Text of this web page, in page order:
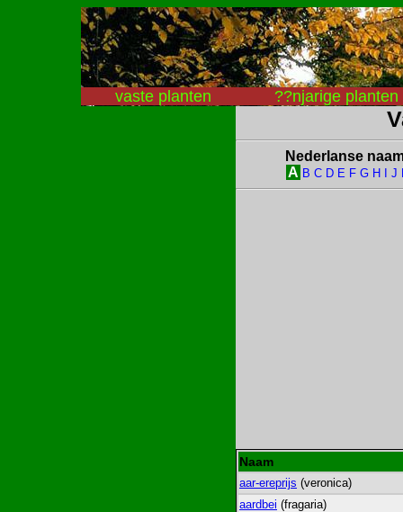
vaste planten ??njarige planten
Nederlanse
A B C D E F G H J
Naam
aar-ereprijs (veronica)
aardbei (fragaria)